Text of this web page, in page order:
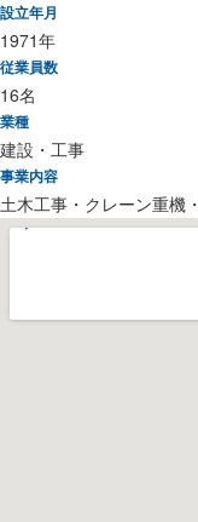
設立年月
1971年
従業員数
16名
業種
建設・工事
事業内容
土木工事・クレーン重機